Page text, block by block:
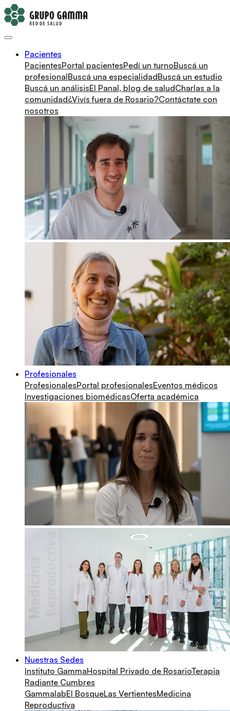
Pacientes
PacientesPortal pacientesPedí un turnoBuscá un
profesionalBuscá una especialidadBuscá un estudio
Buscá un análisisEl Panal, blog de saludCharlas a la
comunidad¿Vivís fuera de Rosario?Contáctate con
nosotros
Profesionales
ProfesionalesPortal profesionalesEventos médicos
Investigaciones biomédicasOferta académica
Nuestras Sedes
Instituto GammaHospital Privado de RosarioTerapia
Radiante Cumbres
GammalabEl BosqueLas VertientesMedicina
Reproductiva